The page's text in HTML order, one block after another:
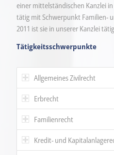
einer mittelständischen Kanzlei
tätig mit Schwerpunkt Familien-
2011 ist sie in unserer Kanzlei
Tätigkeitsschwerpunkte
Allgemeines Zivilrecht
Erbrecht
Familienrecht
Kredit- und